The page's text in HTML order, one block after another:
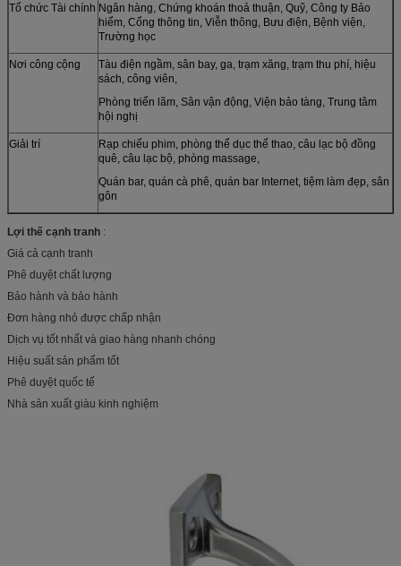
Tổ chức Tài chính Ngân hàng, Chứng khoán thoả thuận, Quỹ, Công ty Bảo
hiểm, Cổng thông tin, Viễn thông, Bưu điện, Bệnh viện,
Trường học
Nơi công cộng
Tàu điện ngầm, sân bay, ga, trạm xăng, trạm thu phí, hiệu
sách, công viên,
Phòng triển lãm, Sân vận động, Viện bảo tàng, Trung tâm
hội nghị
Giải trí
Rạp chiếu phim, phòng thể dục thể thao, câu lạc bộ đồng
quê, câu lạc bộ, phòng massage,
Quán bar, quán cà phê, quán bar Internet, tiệm làm đẹp, sân
gôn
Lợi thế cạnh tranh :
Giá cả cạnh tranh
Phê duyệt chất lượng
Bảo hành và bảo hành
Đơn hàng nhỏ được chấp nhận
Dịch vụ tốt nhất và giao hàng nhanh chóng
Hiệu suất sản phẩm tốt
Phê duyệt quốc tế
Nhà sản xuất giàu kinh nghiệm